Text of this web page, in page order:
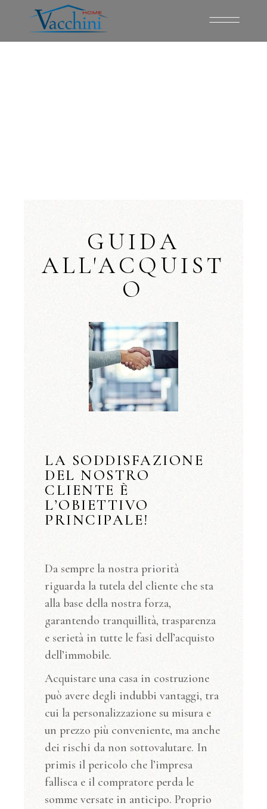
GUIDA
ALL'ACQUIST
O
LA SODDISFAZIONE
DEL NOSTRO
CLIENTE È
L’OBIETTIVO
PRINCIPALE!
Da sempre la nostra priorità
riguarda la tutela del cliente che sta
alla base della nostra forza,
garantendo tranquillità, trasparenza
e serietà in tutte le fasi dell’acquisto
dell’immobile.
Acquistare una casa in costruzione
può avere degli indubbi vantaggi, tra
cui la personalizzazione su misura e
un prezzo più conveniente, ma anche
dei rischi da non sottovalutare. In
primis il pericolo che l’impresa
fallisca e il compratore perda le
somme versate in anticipo. Proprio